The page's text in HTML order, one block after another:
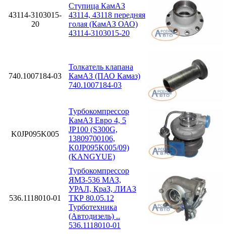
43114-3103015-
20
Ступица КамАЗ
43114, 43118 передняя
голая (КамАЗ ОАО)
43114-3103015-20
740.1007184-03
Толкатель клапана
КамАЗ (ПАО Камаз)
740.1007184-03
K0JP095K005
Турбокомпрессор
КамАЗ Евро 4, 5
JP100 (S300G,
13809700106,
K0JP095K005/09)
(KANGYUE)
536.1118010-01
Турбокомпрессор
ЯМЗ-536 МАЗ,
УРАЛ, КраЗ, ЛИАЗ
ТКР 80.05.12
Турботехника
(Автодизель) ..
536.1118010-01